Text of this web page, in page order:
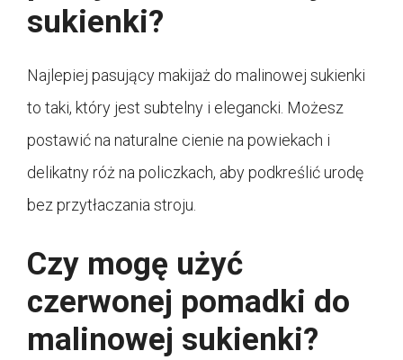
sukienki?
Najlepiej pasujący makijaż do malinowej sukienki
to taki, który jest subtelny i elegancki. Możesz
postawić na naturalne cienie na powiekach i
delikatny róż na policzkach, aby podkreślić urodę
bez przytłaczania stroju.
Czy mogę użyć
czerwonej pomadki do
malinowej sukienki?